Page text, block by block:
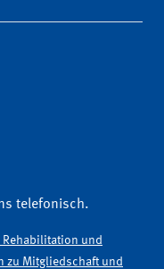
telefonisch.
Rehabilitation und
zu Mitgliedschaft und